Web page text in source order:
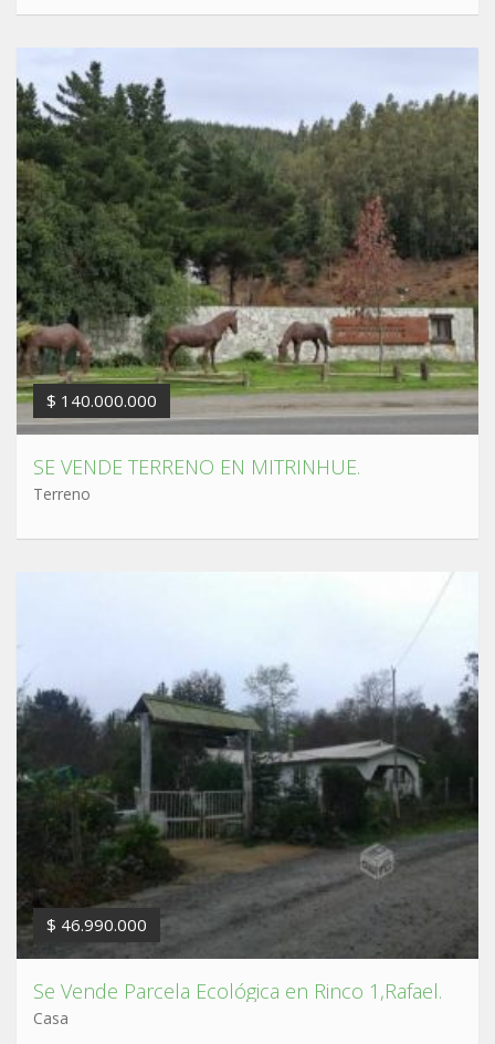
$ 140.000.000
SE VENDE TERRENO EN MITRINHUE.
Terreno
$ 46.990.000
Se Vende Parcela Ecológica en Rinco 1,Rafael.
Casa